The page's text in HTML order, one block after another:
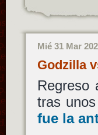
Mié 31 Mar
Godzilla
tras
fue la